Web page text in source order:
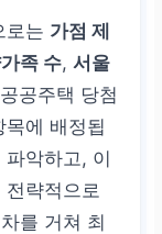
로는 가점 제
족 수,서울
공주택 당첨
에 배정됩
악하고, 이
략적으로
를 거쳐 최